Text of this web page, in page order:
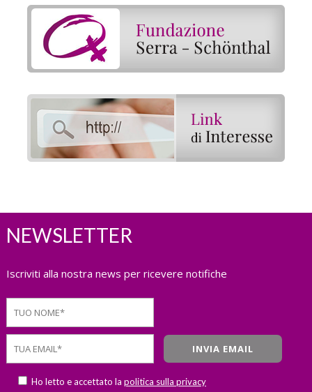
NEWSLETTER
Iscriviti alla nostra news per ricevere notifiche
Ho letto e accettato la politica sulla privacy